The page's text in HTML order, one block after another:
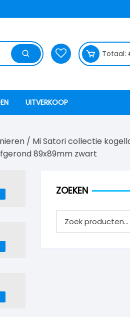
Totaal:
UITVERKOOP
/ Mi Satori collectie
89x89mm zwart
ZOEKEN